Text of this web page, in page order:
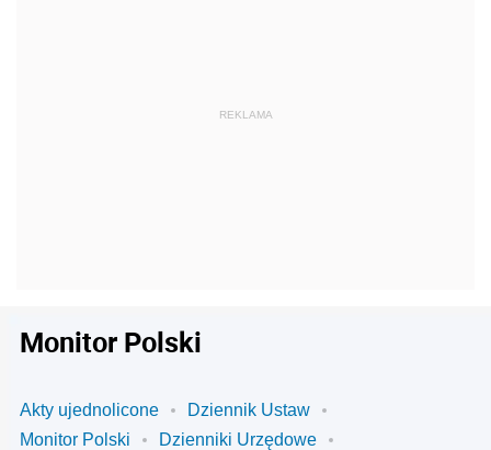
Monitor Polski
Akty ujednolicone
Dziennik Ustaw
Monitor Polski
Dzienniki Urzędowe